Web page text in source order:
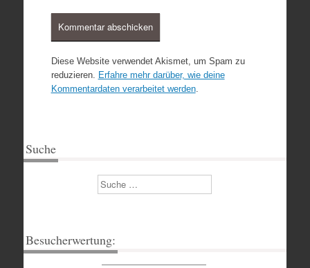
Diese Website verwendet Akismet, um Spam zu
reduzieren. Erfahre mehr darüber, wie deine
Kommentardaten verarbeitet werden.
Suche
Suchen
Besucherwertung: